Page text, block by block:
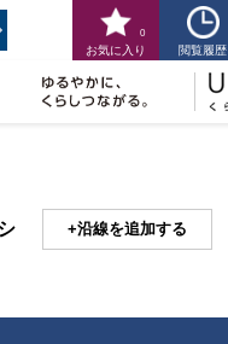
お気に入り
0
閲覧履歴
沿線を追加する